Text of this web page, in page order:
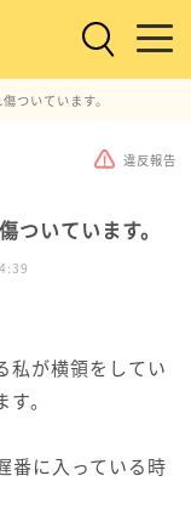
ついています。
違反報告
ついています。
私が横領をしてい
。
番に入っている時